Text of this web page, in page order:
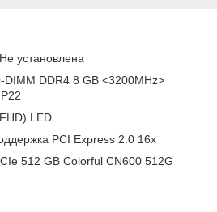
установлена
DDR4 8 GB <3200MHz>
LED
PCI Express 2.0 16x
512 GB Colorful CN600 512G